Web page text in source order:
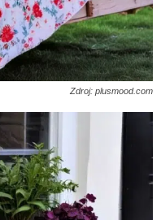
Zdroj: plusmood.com